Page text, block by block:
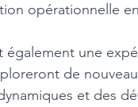
opérationnelle
également une
de
et des